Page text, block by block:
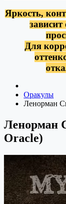
Яркость,
Для
Оракулы
Ленорман
Ленорман
Oracle)